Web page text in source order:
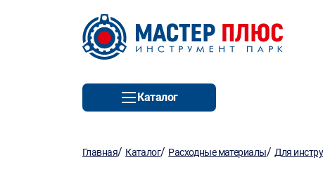
Каталог
Главная/ Каталог/ Расходные материалы/ Для